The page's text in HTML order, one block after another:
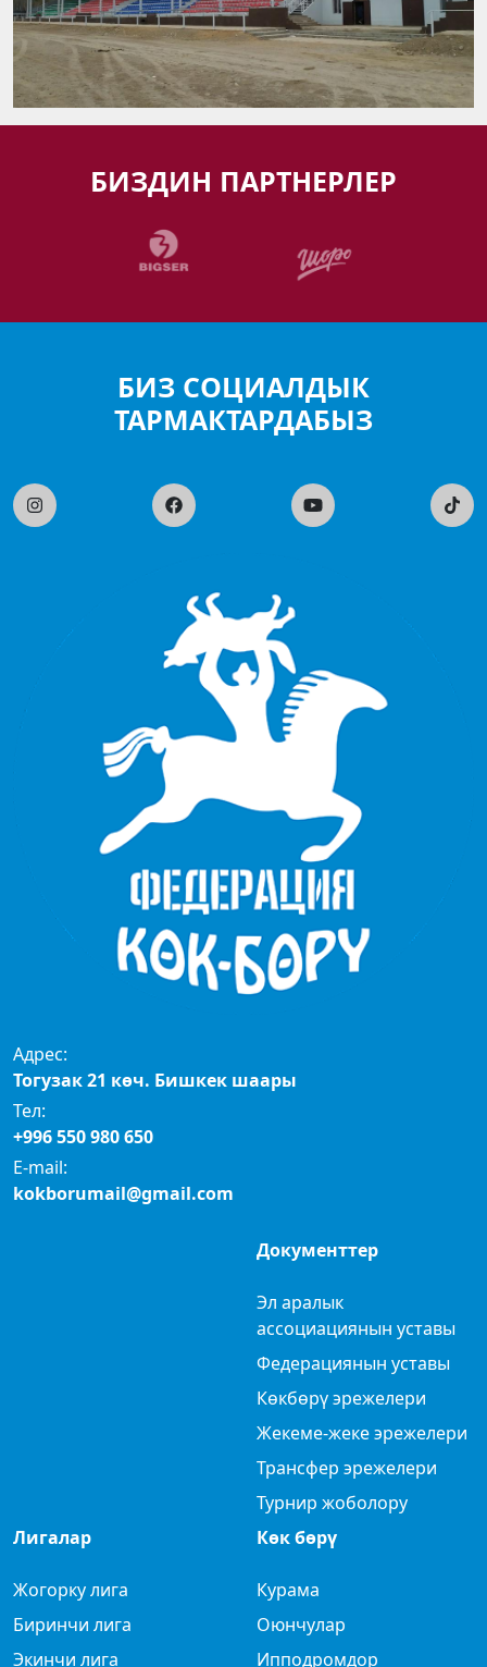
Previous Next
БИЗДИН ПАРТНЕРЛЕР
БИЗ СОЦИАЛДЫК
Адрес:
Тогузак 21 көч. Бишкек шаары
Тел:
+996 550 980 650
Документтер
ассоциациянын уставы
Федерациянын уставы
Көкбөрү эрежелери
Жекеме-жеке эрежелери
Трансфер эрежелери
Турнир жоболору
Лигалар
Жогорку лига
Көк бөрү
Курама